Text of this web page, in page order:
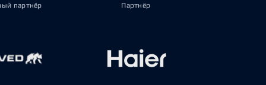
партнёр Партнёр